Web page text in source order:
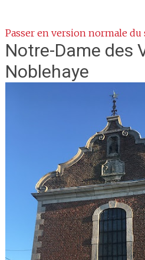
Passer en version normale du
Notre-Dame des
Noblehaye